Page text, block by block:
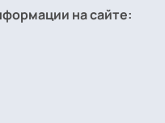
на сайте: